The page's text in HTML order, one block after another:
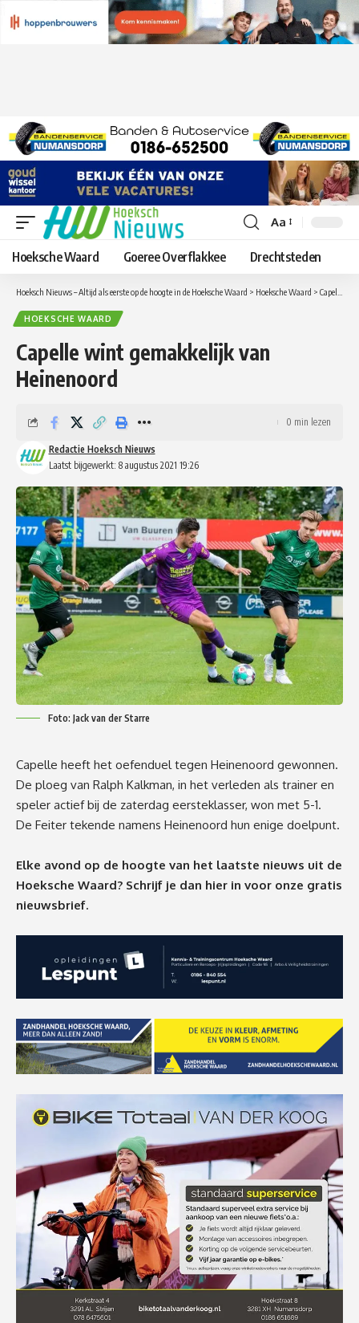
Lettergrootte
aanpassen
Aa
Hoeksche Waard Goeree Overflakkee Drechtsteden
Hoeksch Nieuws – Altijd als eerste op de hoogte in de Hoeksche Waard > Hoeksche Waard > Capelle wint gemakkelijk van Heinenoord
HOEKSCHE WAARD
Capelle wint gemakkelijk van
Heinenoord
Laatst bijgewerkt: 8 augustus 2021 19:26
Redactie Hoeksch Nieuws
0 min lezen
Foto: Jack van der Starre
Capelle heeft het oefenduel tegen Heinenoord gewonnen.
De ploeg van Ralph Kalkman, in het verleden als trainer en
speler actief bij de zaterdag eersteklasser, won met 5-1.
De Feiter tekende namens Heinenoord hun enige doelpunt.
Elke avond op de hoogte van het laatste nieuws uit de
Hoeksche Waard? Schrijf je dan hier in voor onze gratis
nieuwsbrief.